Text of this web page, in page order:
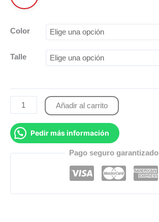
Color
Talle
Añadir al carrito
Pedir más información
Pago seguro garantizado